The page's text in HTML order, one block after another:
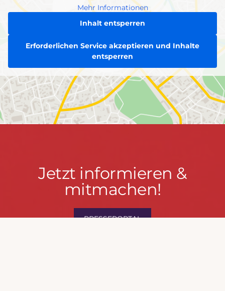
Mehr Informationen
Inhalt entsperren
Erforderlichen Service akzeptieren und Inhalte
entsperren
Jetzt
informieren
mitmachen!
Jetzt informieren &
mitmachen!
PRESSEPORTAL